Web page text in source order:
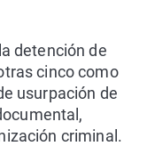
detención de
cinco como
usurpación de
criminal.